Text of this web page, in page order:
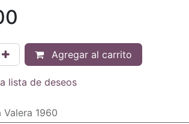
Agregar al carrito
lista de deseos
Valera 1960